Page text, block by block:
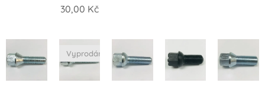
30,00 Kč
Vyprodáno